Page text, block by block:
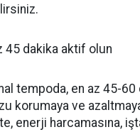
45 dakika aktif olun
tempoda, en az 45-
korumaya ve
enerji harcamasına,